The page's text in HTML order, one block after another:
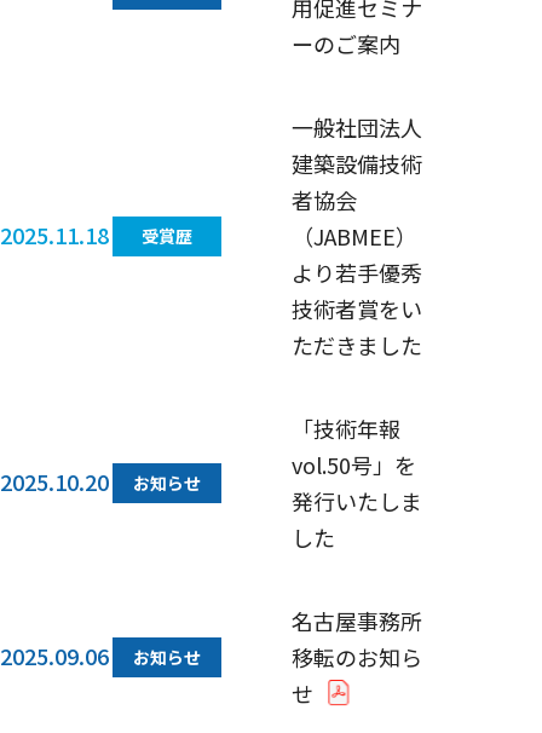
用促進セミナ
ーのご案内
2025.11.18 受賞歴
一般社団法人
建築設備技術
者協会
（JABMEE）
より若手優秀
技術者賞をい
ただきました
2025.10.20 お知らせ
「技術年報
vol.50号」を
発行いたしま
した
2025.09.06 お知らせ
名古屋事務所
移転のお知ら
せ